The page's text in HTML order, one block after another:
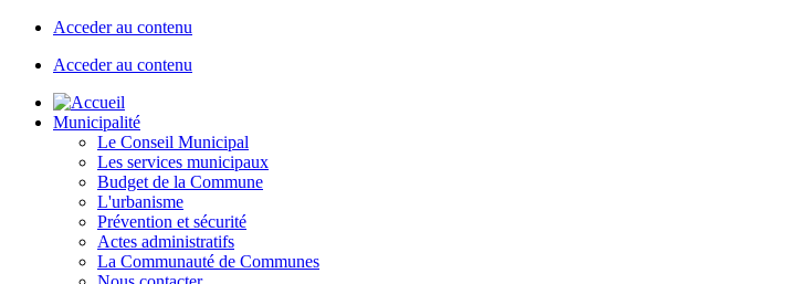
Acceder au contenu
Acceder au contenu
Municipalité
Le Conseil Municipal
Les services municipaux
Budget de la Commune
L'urbanisme
Prévention et sécurité
Actes administratifs
La Communauté de Communes